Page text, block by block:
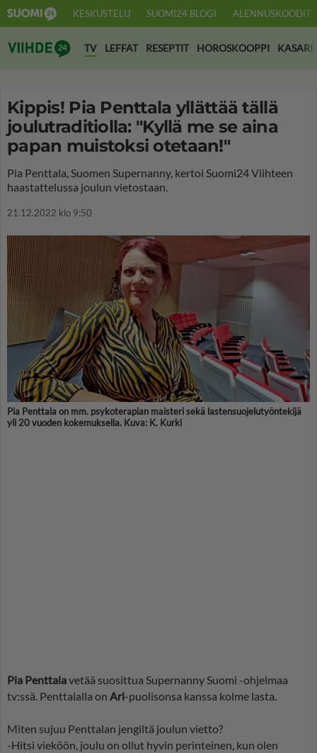
KESKUSTELU SUOMI24 BLOGI ALENNUSKOODIT
Suomi24 Viihde
TV LEFFAT RESEPTIT HOROSKOOPPI KASARI
Kippis! Pia Penttala yllättää tällä
joulutraditiolla: "Kyllä me se aina
papan muistoksi otetaan!"
Pia Penttala, Suomen Supernanny, kertoi Suomi24 Viihteen
haastattelussa joulun vietostaan.
21.12.2022 klo 9:50
Pia Penttala on mm. psykoterapian maisteri sekä lastensuojelutyöntekijä
yli 20 vuoden kokemuksella. Kuva: K. Kurki
Pia Penttalavetää suosittua Supernanny Suomi -ohjelmaa
tv:ssä. Penttalalla on Ari-puolisonsa kanssa kolme lasta.
Miten sujuu Penttalan jengiltä joulun vietto?
-Hitsi vieköön, joulu on ollut hyvin perinteinen, kun olen